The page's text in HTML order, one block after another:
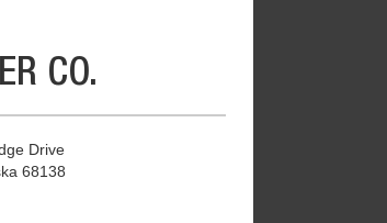
CO.
Drive
68138